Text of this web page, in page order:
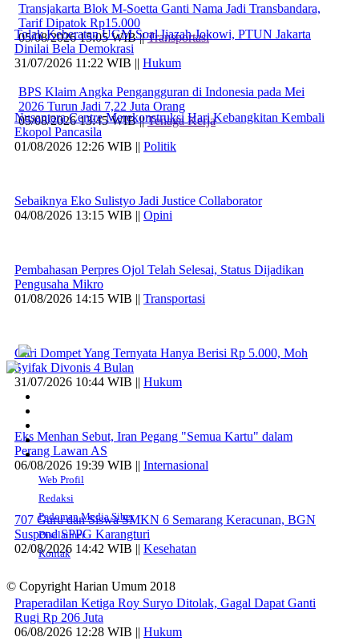
Transjakarta Blok M-Soetta Ganti Nama Jadi Transbandara,
Tarif Dipatok Rp15.000
05/08/2026 15:05 WIB ||Transportasi
BPS Klaim Angka Pengangguran di Indonesia pada Mei
2026 Turun Jadi 7,22 Juta Orang
05/08/2026 13:45 WIB ||Tenaga Kerja
Tolak Keberatan UGM Soal Ijazah Jokowi, PTUN Jakarta
Dinilai Bela Demokrasi
31/07/2026 11:22 WIB || Hukum
Nusantara Centre Merekonstruksi Hari Kebangkitan Kembali
Ekopol Pancasila
01/08/2026 12:26 WIB || Politik
Sebaiknya Eko Sulistyo Jadi Justice Collaborator
04/08/2026 13:15 WIB || Opini
Pembahasan Perpres Ojol Telah Selesai, Status Dijadikan
Pengusaha Mikro
01/08/2026 14:15 WIB || Transportasi
Curi Dompet Yang Ternyata Hanya Berisi Rp 5.000, Moh
Syifak Divonis 4 Bulan
31/07/2026 10:44 WIB || Hukum
Eks Menhan Sebut, Iran Pegang "Semua Kartu" dalam
Perang Lawan AS
06/08/2026 19:39 WIB || Internasional
707 Guru dan Siswa SMKN 6 Semarang Keracunan, BGN
Suspend SPPG Karangturi
02/08/2026 14:42 WIB || Kesehatan
Praperadilan Ketiga Roy Suryo Ditolak, Gagal Dapat Ganti
Rugi Rp 206 Juta
06/08/2026 12:28 WIB || Hukum
Web Profil
Redaksi
Pedoman Media Siber
Disclaimer
Kontak
© Copyright Harian Umum 2018